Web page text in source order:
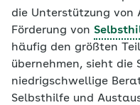
die Unterstützung von
Förderung von
häufig den größten
übernehmen, sieht
niedrigschwellige
Selbsthilfe und